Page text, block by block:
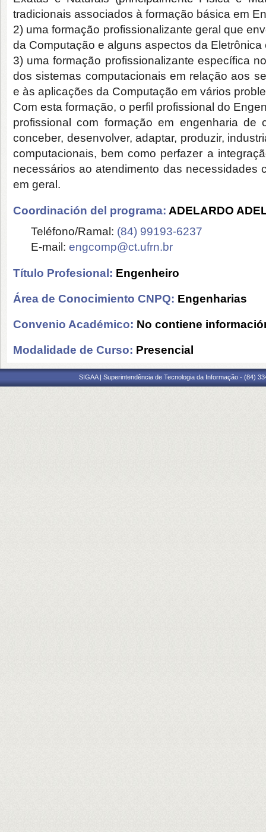
tradicionais associados à formação básica em
2) uma formação profissionalizante geral que
da Computação e alguns aspectos da Eletrônica
3) uma formação profissionalizante específica
dos sistemas computacionais em relação aos
e às aplicações da Computação em vários
Com esta formação, o perfil profissional do
profissional com formação em engenharia de
conceber, desenvolver, adaptar, produzir,
computacionais, bem como perfazer a
necessários ao atendimento das necessidades
em geral.
Coordinación del programa: ADELARDO
Teléfono/Ramal: (84) 99193-6237
E-mail: engcomp@ct.ufrn.br
Título Profesional: Engenheiro
Área de Conocimiento CNPQ: Engenharias
Convenio Académico: No contiene
Modalidade de Curso: Presencial
SIGAA | Superintendência de Tecnologia da Informação - (84)